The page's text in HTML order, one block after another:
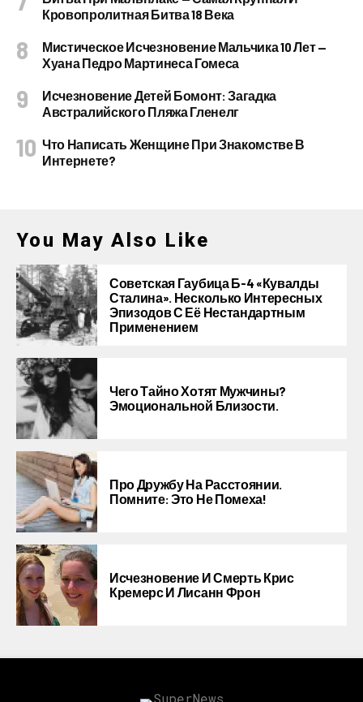
Кровопролитная Битва 18 Века
Мистическое Исчезновение Мальчика 10 Лет —
Хуана Педро Мартинеса Гомеса
Исчезновение Детей Бомонт: Загадка
Австралийского Пляжа Гленелг
Что Написать Женщине При Знакомстве В
Интернете?
You May Also Like
Советская Гаубица Б-4 «Кувалды
Сталина». Несколько Интересных
Эпизодов С Её Нестандартным
Применением
Чего Тайно Хотят Мужчины?
Эмоциональной Близости.
Про Дружбу На Расстоянии.
Помните: Это Не Помеха!
Исчезновение И Смерть Крис
Кремерс И Лисанн Фрон